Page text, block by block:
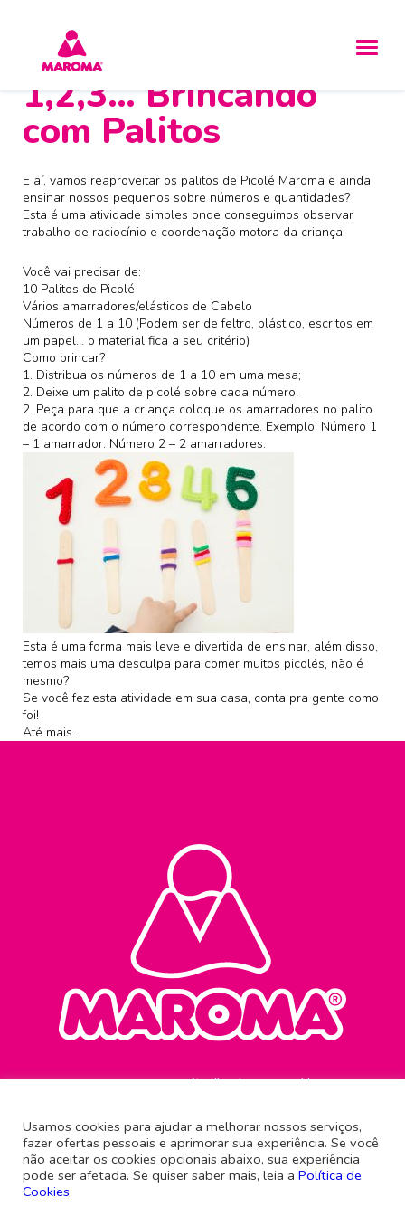
1,2,3… Brincando
com Palitos
E aí, vamos reaproveitar os palitos de Picolé Maroma e ainda
ensinar nossos pequenos sobre números e quantidades?
Esta é uma atividade simples onde conseguimos observar
trabalho de raciocínio e coordenação motora da criança.
Você vai precisar de:
10 Palitos de Picolé
Vários amarradores/elásticos de Cabelo
Números de 1 a 10 (Podem ser de feltro, plástico, escritos em
um papel… o material fica a seu critério)
Como brincar?
1. Distribua os números de 1 a 10 em uma mesa;
2. Deixe um palito de picolé sobre cada número.
2. Peça para que a criança coloque os amarradores no palito
de acordo com o número correspondente. Exemplo: Número 1
– 1 amarrador. Número 2 – 2 amarradores.
Esta é uma forma mais leve e divertida de ensinar, além disso,
temos mais uma desculpa para comer muitos picolés, não é
mesmo?
Se você fez esta atividade em sua casa, conta pra gente como
foi!
Até mais.
Atendimento ao consumidor
Rua Antônio Imhof, 61
Brusque - Santa Catarina
CEP 88351-540
Usamos cookies para ajudar a melhorar nossos serviços,
fazer ofertas pessoais e aprimorar sua experiência. Se você
não aceitar os cookies opcionais abaixo, sua experiência
pode ser afetada. Se quiser saber mais, leia a Política de
Cookies